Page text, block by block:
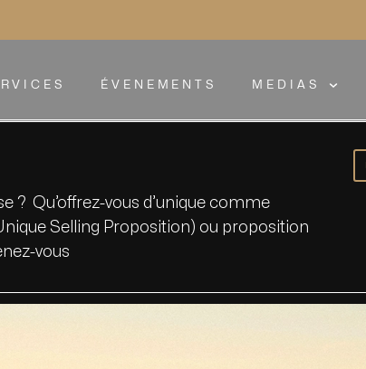
ÉVENEMENTS MEDIAS
? Qu’offrez-vous d’unique comme
Selling Proposition) ou proposition
vous